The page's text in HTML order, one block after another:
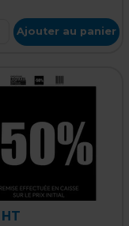
Ajouter au panier